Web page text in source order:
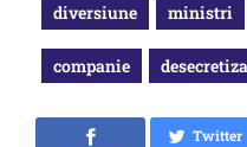
diversiune ministri
companie
Twitter